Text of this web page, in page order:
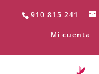
910 815 241
Mi cuenta